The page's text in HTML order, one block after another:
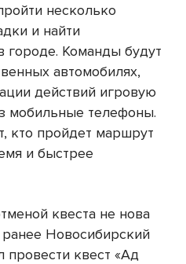
несколько
и найти
Команды будут
автомобилях,
действий игровую
мобильные телефоны.
кто пройдет маршрут
и быстрее
квеста не нова
Новосибирский
провести квест «Ад